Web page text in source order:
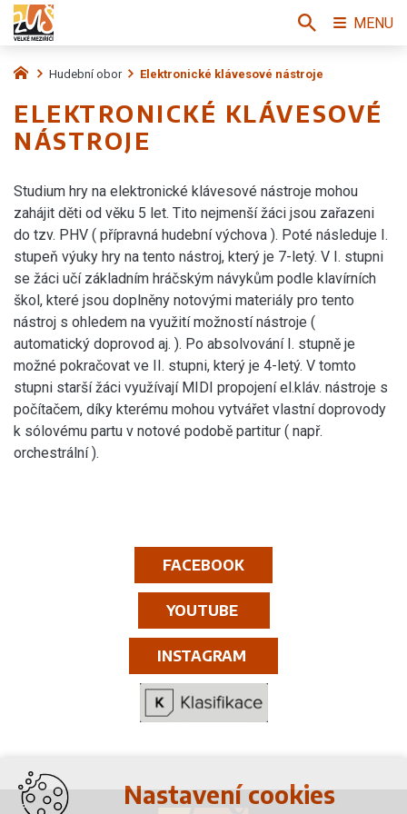
FACEBOOK
YOUTUBE
INSTAGRAM
Hudební obor Elektronické klávesové nástroje
ELEKTRONICKÉ KLÁVESOVÉ
NÁSTROJE
Studium hry na elektronické klávesové nástroje mohou
zahájit děti od věku 5 let. Tito nejmenší žáci jsou zařazeni
do tzv. PHV ( přípravná hudební výchova ). Poté následuje I.
stupeň výuky hry na tento nástroj, který je 7-letý. V I. stupni
se žáci učí základním hráčským návykům podle klavírních
škol, které jsou doplněny notovými materiály pro tento
nástroj s ohledem na využití možností nástroje (
automatický doprovod aj. ). Po absolvování I. stupně je
možné pokračovat ve II. stupni, který je 4-letý. V tomto
stupni starší žáci využívají MIDI propojení el.kláv. nástroje s
počítačem, díky kterému mohou vytvářet vlastní doprovody
k sólovému partu v notové podobě partitur ( např.
orchestrální ).
MENU
Nastavení cookies